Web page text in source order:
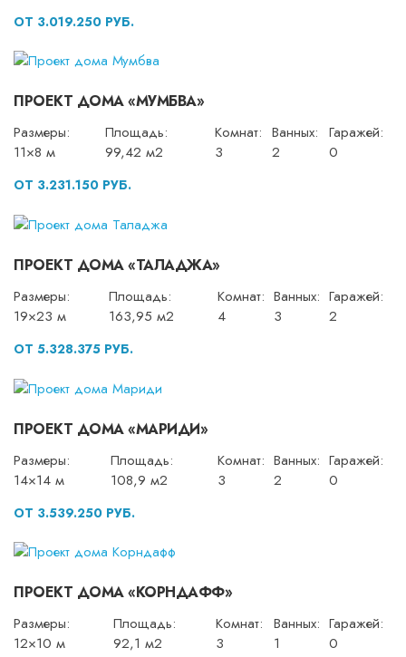
ОТ 3.019.250 РУБ.
ПРОЕКТ ДОМА «МУМБВА»
Размеры:
11×8 м
Площадь:
99,42 м2
Комнат:
3
Ванных:
2
Гаражей:
0
ОТ 3.231.150 РУБ.
ПРОЕКТ ДОМА «ТАЛАДЖА»
Размеры:
19×23 м
Площадь:
163,95 м2
Комнат:
4
Ванных:
3
Гаражей:
2
ОТ 5.328.375 РУБ.
ПРОЕКТ ДОМА «МАРИДИ»
Размеры:
14×14 м
Площадь:
108,9 м2
Комнат:
3
Ванных:
2
Гаражей:
0
ОТ 3.539.250 РУБ.
ПРОЕКТ ДОМА «КОРНДАФФ»
Размеры:
12×10 м
Площадь:
92,1 м2
Комнат:
3
Ванных:
1
Гаражей:
0